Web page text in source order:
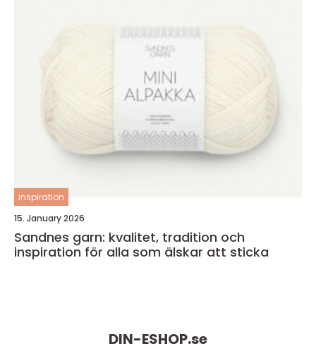
inspiration
15. January 2026
Sandnes garn: kvalitet, tradition och
inspiration för alla som älskar att sticka
DIN-ESHOP.se